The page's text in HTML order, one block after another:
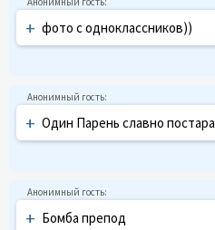
+ фото с одноклассников))
+ Один Парень славно
+ Бомба препод